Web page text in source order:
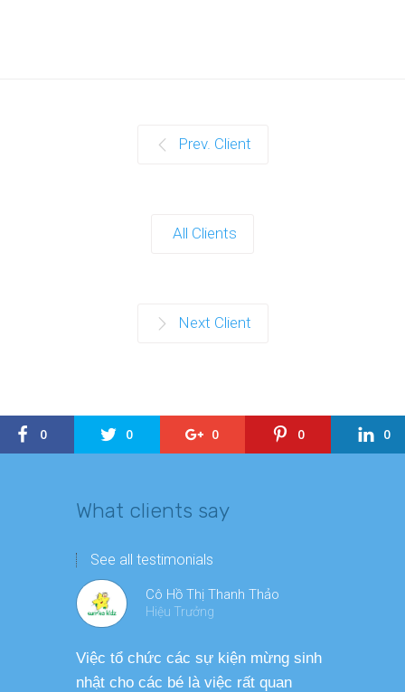
Prev. Client
All Clients
Next Client
0 0 0 0 0
What clients say
See all testimonials
Cô Hồ Thị Thanh Thảo
Hiệu Trưởng
Việc tổ chức các sự kiện mừng sinh
nhật cho các bé là việc rất quan